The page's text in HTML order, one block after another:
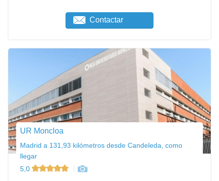
Contactar
UR Moncloa
Madrid a 131,93 kilómetros desde Candeleda, como
llegar
5,0